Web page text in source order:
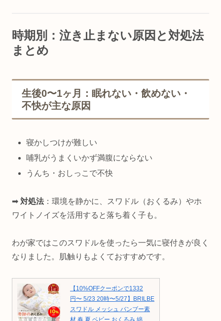
時期別：泣き止まない原因と対処法
まとめ
生後0〜1ヶ月：眠れない・飲めない・
不快が主な原因
寝かしつけが難しい
哺乳がうまくいかず満腹にならない
うんち・おしっこで不快
➡ 対処法：環境を静かに、スワドル（おくるみ）やホ
ワイトノイズを活用すると落ち着く子も。
わが家ではこのスワドルを使ったら一気に寝付きが良く
なりました。肌触りもよくておすすめです。
【10%OFFクーポンで1332
円〜 5/23 20時〜5/27】BRILBE
スワドル メッシュ バンブー素
材 春 夏 ベビー おくるみ 綿